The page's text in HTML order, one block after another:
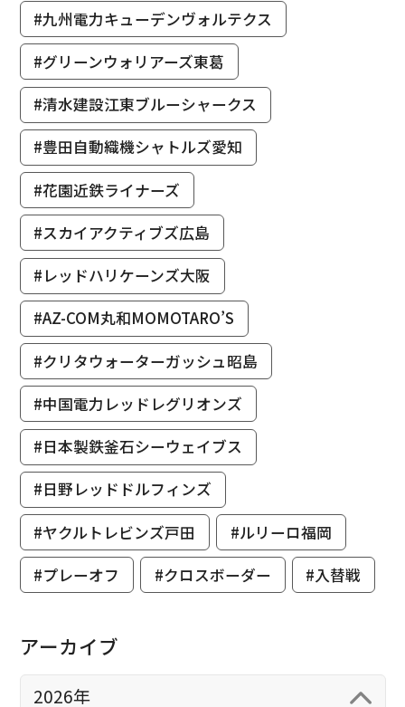
#九州電力キューデンヴォルテクス
#グリーンウォリアーズ東葛
#清水建設江東ブルーシャークス
#豊田自動織機シャトルズ愛知
#花園近鉄ライナーズ
#スカイアクティブズ広島
#レッドハリケーンズ大阪
#AZ-COM丸和MOMOTARO’S
#クリタウォーターガッシュ昭島
#中国電力レッドレグリオンズ
#日本製鉄釜石シーウェイブス
#日野レッドドルフィンズ
#ヤクルトレビンズ戸田
#ルリーロ福岡
#プレーオフ
#クロスボーダー #入替戦
アーカイブ
2026年